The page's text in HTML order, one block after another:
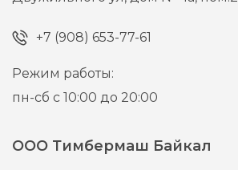
+7 (908) 653-77-61
Режим работы:
пн-сб с 10:00 до 20:00
ООО Тимбермаш Байкал